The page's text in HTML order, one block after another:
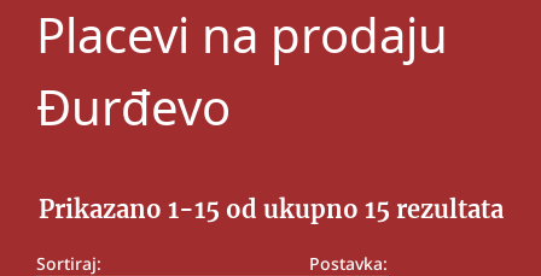
Placevi na prodaju
Đurđevo
Prikazano 1-15 od ukupno 15 rezultata
Postavka:
Sortiraj: